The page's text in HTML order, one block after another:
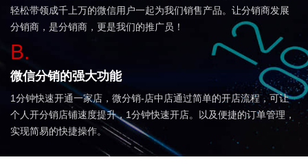
轻松带领成千上万的微信用户一起为我们销售产品。让分销商发展
分销商，是分销商，更是我们的推广员！
B.
微信分销的强大功能
1分钟快速开通一家店，微分销-店中店通过简单的开店流程，可让
个人开分销店铺速度提升，1分钟快速开店。以及便捷的订单管理，
实现简易的快捷操作。